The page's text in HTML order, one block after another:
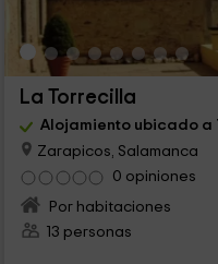
La Torrecilla
Alojamiento ubicado a
Zarapicos, Salamanca
0 opiniones
Por habitaciones
13 personas